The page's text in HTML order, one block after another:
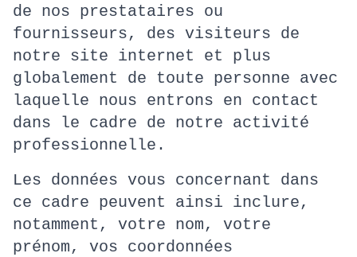
de nos prestataires ou
fournisseurs, des visiteurs de
notre site internet et plus
globalement de toute personne avec
laquelle nous entrons en contact
dans le cadre de notre activité
professionnelle.
Les données vous concernant dans
ce cadre peuvent ainsi inclure,
notamment, votre nom, votre
prénom, vos coordonnées